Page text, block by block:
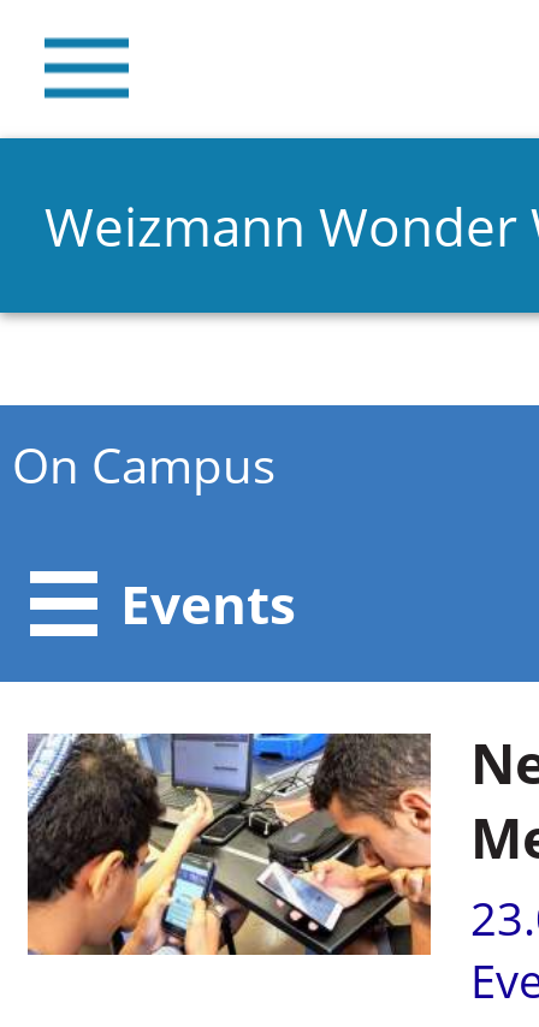
Weizmann Wonder
You are here
On Campus
Events